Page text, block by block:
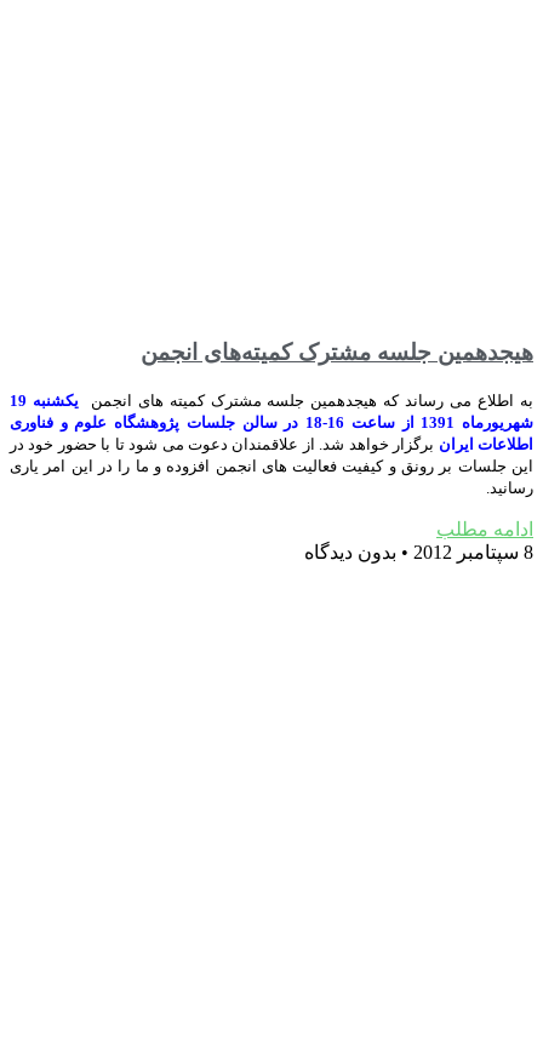
هیجدهمین جلسه مشترک کمیته‌های انجمن
به اطلاع می رساند که هیجدهمین جلسه مشترک کمیته های انجمن
یکشنبه 19
شهریورماه 1391 از ساعت 16-18 در سالن جلسات پژوهشگاه علوم و فناوری
اطلاعات ایران برگزار خواهد شد. از علاقمندان دعوت می شود تا با حضور خود در
این جلسات بر رونق و کیفیت فعالیت های انجمن افزوده و ما را در این امر یاری
رسانید.
ادامه مطلب
8 سپتامبر 2012
بدون دیدگاه